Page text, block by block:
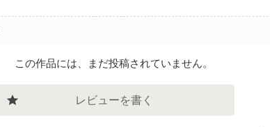
この作品には、まだ投稿されていません。
レビューを書く